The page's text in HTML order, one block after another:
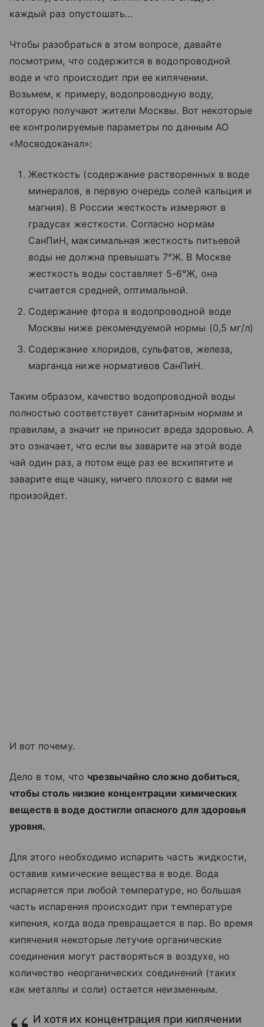
каждый раз опустошать…
Чтобы разобраться в этом вопросе, давайте
посмотрим, что содержится в водопроводной
воде и что происходит при ее кипячении.
Возьмем, к примеру, водопроводную воду,
которую получают жители Москвы. Вот некоторые
ее контролируемые параметры по данным АО
«Мосводоканал»:
Жесткость (содержание растворенных в воде
минералов, в первую очередь солей кальция и
магния). В России жесткость измеряют в
градусах жесткости. Согласно нормам
СанПиН, максимальная жесткость питьевой
воды не должна превышать 7°Ж. В Москве
жесткость воды составляет 5-6°Ж, она
считается средней, оптимальной.
Содержание фтора в водопроводной воде
Москвы ниже рекомендуемой нормы (0,5 мг/л)
Содержание хлоридов, сульфатов, железа,
марганца ниже нормативов СанПиН.
Таким образом, качество водопроводной воды
полностью соответствует санитарным нормам и
правилам, а значит не приносит вреда здоровью. А
это означает, что если вы заварите на этой воде
чай один раз, а потом еще раз ее вскипятите и
заварите еще чашку, ничего плохого с вами не
произойдет.
И вот почему.
Дело в том, что чрезвычайно сложно добиться,
чтобы столь низкие концентрации химических
веществ в воде достигли опасного для здоровья
уровня.
Для этого необходимо испарить часть жидкости,
оставив химические вещества в воде. Вода
испаряется при любой температуре, но большая
часть испарения происходит при температуре
кипения, когда вода превращается в пар. Во время
кипячения некоторые летучие органические
соединения могут растворяться в воздухе, но
количество неорганических соединений (таких
как металлы и соли) остается неизменным.
И хотя их концентрация при кипячении